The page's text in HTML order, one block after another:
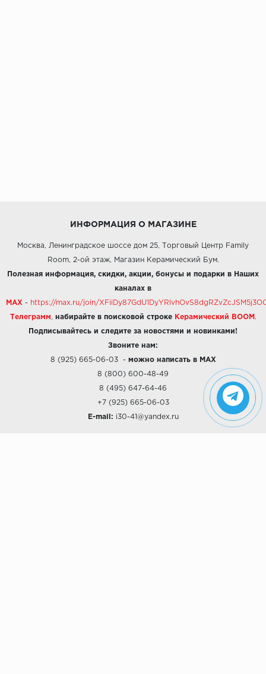
ИНФОРМАЦИЯ О МАГАЗИНЕ
Москва, Ленинградское шоссе дом 25, Торговый Центр Family
Room, 2-ой этаж, Магазин Керамический Бум.
Полезная информация, скидки, акции, бонусы и подарки в Наших
каналах в
MAX - https://max.ru/join/
Телеграмм набирайте в поисковой строке Керамический BOOM .
Подписывайтесь и следите за новостями и новинками!
Звоните нам:
8 (925) 665-06-03- можно написать в MAX
8 (800) 600-48-49
8 (495) 647-64-46
+7 (925) 665-06-03
E-mail: i30-41@yandex.ru